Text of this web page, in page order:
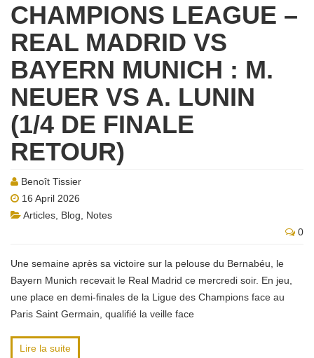
CHAMPIONS LEAGUE –
REAL MADRID VS
BAYERN MUNICH : M.
NEUER VS A. LUNIN
(1/4 DE FINALE
RETOUR)
Benoît Tissier
16 April 2026
Articles Blog
Notes
0
Une semaine après sa victoire sur la pelouse du Bernabéu, le
Bayern Munich recevait le Real Madrid ce mercredi soir. En jeu,
une place en demi-finales de la Ligue des Champions face au
Paris Saint Germain, qualifié la veille face
Lire la suite